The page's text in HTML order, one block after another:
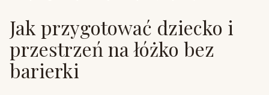
Jak przygotować dziecko i
przestrzeń na łóżko bez
barierki